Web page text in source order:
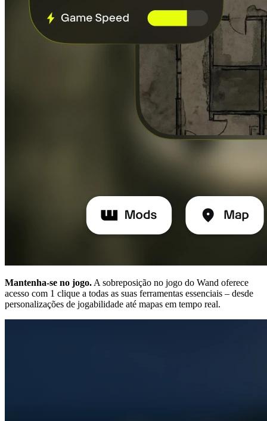
Mantenha-se no jogo. A sobreposição no jogo do Wand oferece
acesso com 1 clique a todas as suas ferramentas essenciais – desde
personalizações de jogabilidade até mapas em tempo real.